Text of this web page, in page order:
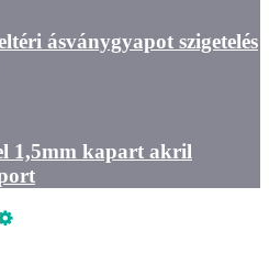
ásványgyapot szigetelés
1,5mm kapart akril